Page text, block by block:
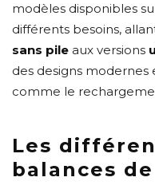
modèles disponibles
différents besoins,
sans pile aux versions
des designs
comme le
Les
balances